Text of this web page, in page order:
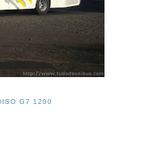
G7 1200